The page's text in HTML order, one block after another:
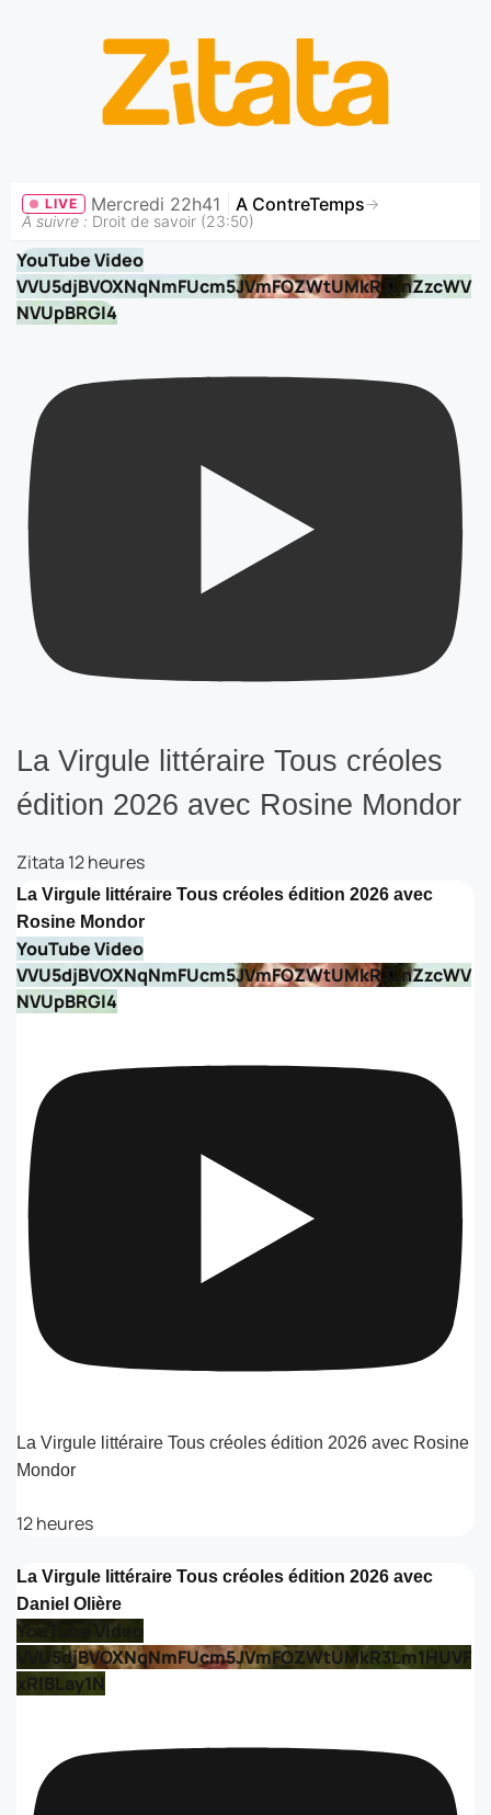
LIVE Mercredi 22h41 A ContreTemps→
À suivre : Droit de savoir (23:50)
YouTube Video
VVU5djBVOXNqNmFUcm5JVmFOZWtUMkR3LnZzcWV
NVUpBRGI4
La Virgule littéraire Tous créoles
édition 2026 avec Rosine Mondor
Zitata 12 heures
La Virgule littéraire Tous créoles édition 2026 avec
Rosine Mondor
YouTube Video
VVU5djBVOXNqNmFUcm5JVmFOZWtUMkR3LnZzcWV
NVUpBRGI4
La Virgule littéraire Tous créoles édition 2026 avec Rosine
Mondor
12 heures
La Virgule littéraire Tous créoles édition 2026 avec
Daniel Olière
YouTube Video
VVU5djBVOXNqNmFUcm5JVmFOZWtUMkR3Lm1HUVF
xRlBLay1N